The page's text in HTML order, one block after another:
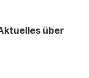
über